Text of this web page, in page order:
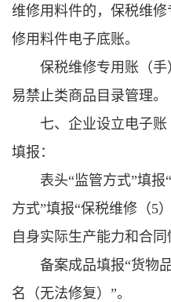
维修用料件的，保税维
修用料件电子底账。
保税维修专用账（
易禁止类商品目录管理。
七、企业设立电子
填报：
表头“监管方式”填报
方式”填报“保税维修（5
自身实际生产能力和合同
备案成品填报“货物
名（无法修复）”。